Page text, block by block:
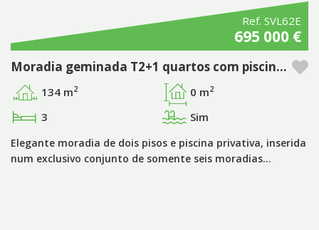
Ref. SVL62E
695 000 €
Moradia geminada T2+1 quartos com piscina privada no Pestana Silves Golfe Resort - Algarve
134 m2 0 m2
3 Sim
Elegante moradia de dois pisos e piscina privativa, inserida
num exclusivo conjunto de somente seis moradias…